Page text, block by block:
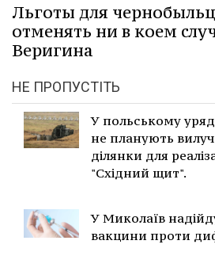
Льготы для
отменять ни в коем
Веригина
НЕ ПРОПУСТІТЬ
У польському
не планують
ділянки для
"Східний щит".
У Миколаїв
вакцини проти